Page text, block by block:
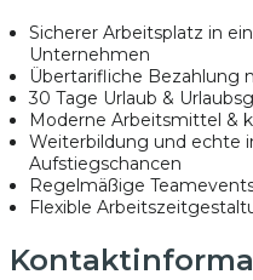
Sicherer Arbeitsplatz in
Unternehmen
Übertarifliche Bezahlung
30 Tage Urlaub &
Moderne Arbeitsmittel &
Weiterbildung und echte
Aufstiegschancen
Regelmäßige
Flexible